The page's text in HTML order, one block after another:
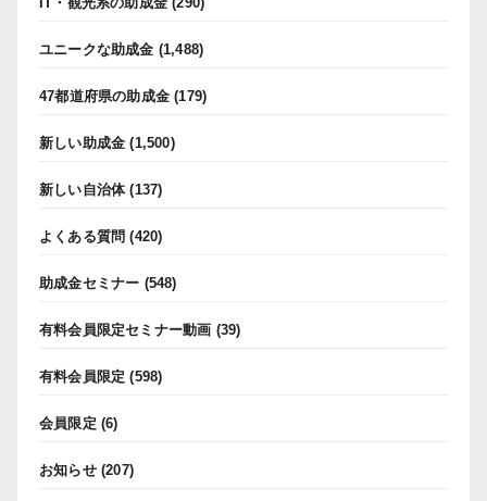
ユニークな助成金 (1,488)
47都道府県の助成金 (179)
新しい助成金 (1,500)
新しい自治体(137)
よくある質問 (420)
助成金セミナー (548)
有料会員限定セミナー動画 (39)
有料会員限定 (598)
会員限定 (6)
お知らせ(207)